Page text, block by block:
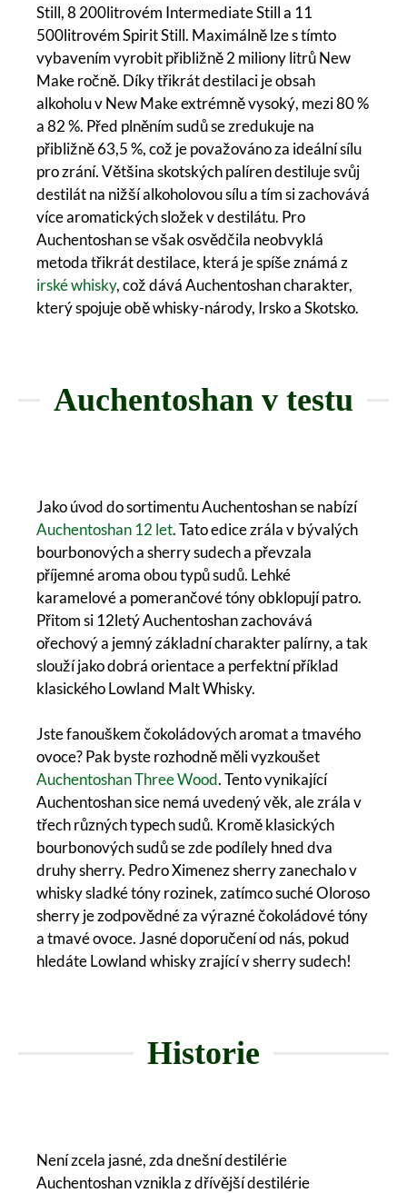
Still, 8 200litrovém Intermediate Still a 11
500litrovém Spirit Still. Maximálně lze s tímto
vybavením vyrobit přibližně 2 miliony litrů New
Make ročně. Díky třikrát destilaci je obsah
alkoholu v New Make extrémně vysoký, mezi 80 %
a 82 %. Před plněním sudů se zredukuje na
přibližně 63,5 %, což je považováno za ideální sílu
pro zrání. Většina skotských palíren destiluje svůj
destilát na nižší alkoholovou sílu a tím si zachovává
více aromatických složek v destilátu. Pro
Auchentoshan se však osvědčila neobvyklá
metoda třikrát destilace, která je spíše známá z
irské whisky, což dává Auchentoshan charakter,
který spojuje obě whisky-národy, Irsko a Skotsko.
Auchentoshan v testu
Jako úvod do sortimentu Auchentoshan se nabízí
Auchentoshan 12 let. Tato edice zrála v bývalých
bourbonových a sherry sudech a převzala
příjemné aroma obou typů sudů. Lehké
karamelové a pomerančové tóny obklopují patro.
Přitom si 12letý Auchentoshan zachovává
ořechový a jemný základní charakter palírny, a tak
slouží jako dobrá orientace a perfektní příklad
klasického Lowland Malt Whisky.
Jste fanouškem čokoládových aromat a tmavého
ovoce? Pak byste rozhodně měli vyzkoušet
Auchentoshan Three Wood. Tento vynikající
Auchentoshan sice nemá uvedený věk, ale zrála v
třech různých typech sudů. Kromě klasických
bourbonových sudů se zde podílely hned dva
druhy sherry. Pedro Ximenez sherry zanechalo v
whisky sladké tóny rozinek, zatímco suché Oloroso
sherry je zodpovědné za výrazné čokoládové tóny
a tmavé ovoce. Jasné doporučení od nás, pokud
hledáte Lowland whisky zrající v sherry sudech!
Historie
Není zcela jasné, zda dnešní destilérie
Auchentoshan vznikla z dřívější destilérie